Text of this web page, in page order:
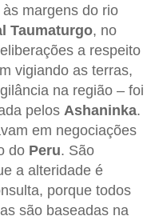
às margens do rio
Taumaturgo, no
a respeito
vigiando as terras,
na região – foi
pelos Ashaninka.
em negociações
do Peru. São
a alteridade é
porque todos
são baseadas na